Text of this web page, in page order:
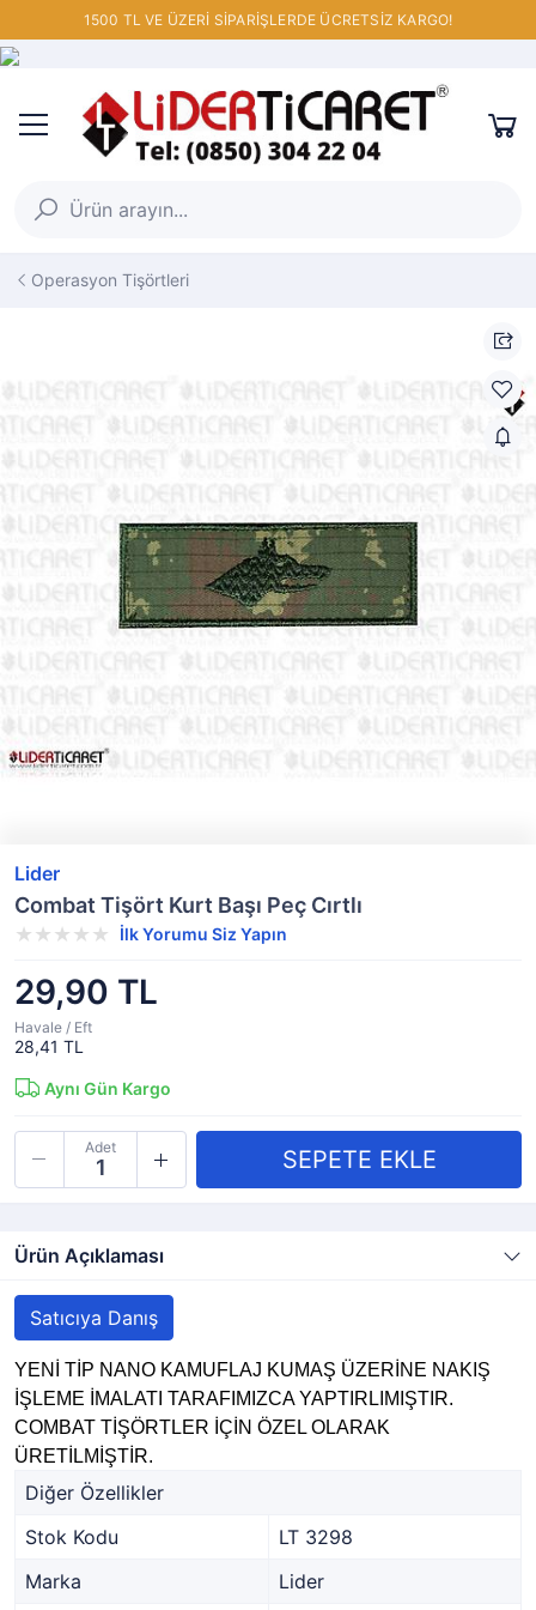
1500 TL VE ÜZERİ SİPARİŞLERDE ÜCRETSİZ KARGO!
Operasyon Tişörtleri
Lider
Combat Tişört Kurt Başı Peç Cırtlı
İlk Yorumu Siz Yapın
29,90 TL
Havale / Eft
28,41 TL
Aynı Gün Kargo
Adet
Ürün Açıklaması
Satıcıya Danış
YENİ TİP NANO KAMUFLAJ KUMAŞ ÜZERİNE NAKIŞ
İŞLEME İMALATI TARAFIMIZCA YAPTIRLIMIŞTIR.
COMBAT TİŞÖRTLER İÇİN ÖZEL OLARAK
ÜRETİLMİŞTİR.
Diğer Özellikler
Stok Kodu
LT 3298
Marka
Lider